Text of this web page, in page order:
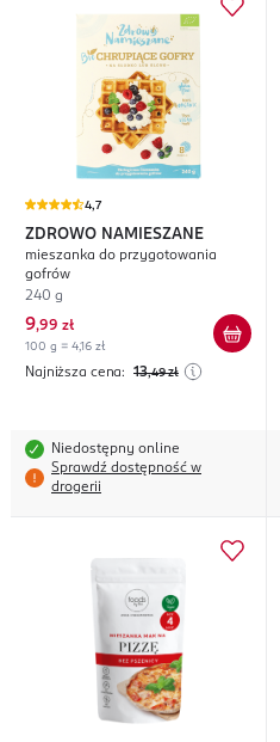
4,7
ZDROWO NAMIESZANE
mieszanka do przygotowania
gofrów
240 g
9,99 zł
100 g = 4,16 zł
Najniższa cena: 13,49 zł
Niedostępny online
Sprawdź dostępność w
drogerii